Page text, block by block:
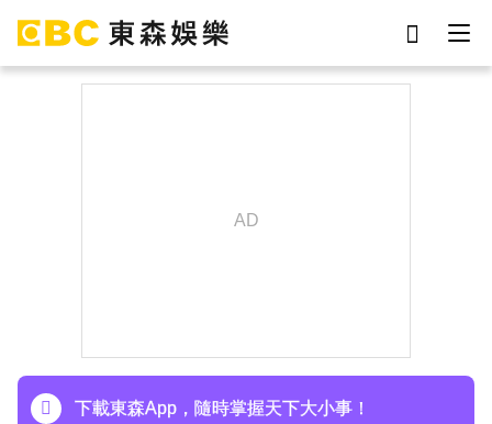
下載東森App，隨時掌握天下大小事！